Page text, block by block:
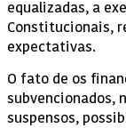
equalizadas, a
Constitucionais,
expectativas.
O fato de os
subvencionados,
suspensos,